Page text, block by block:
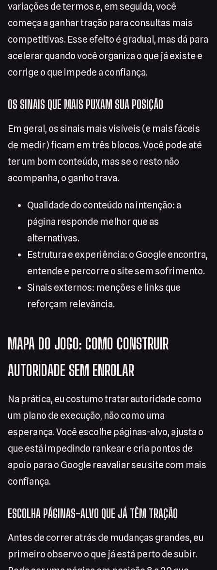
variações de termos e, em seguida, você
começa a ganhar tração para consultas mais
competitivas. Esse efeito é gradual, mas dá para
acelerar quando você organiza o que já existe e
corrige o que impede a confiança.
OS SINAIS QUE MAIS PUXAM SUA POSIÇÃO
Em geral, os sinais mais visíveis (e mais fáceis
de medir) ficam em três blocos. Você pode até
ter um bom conteúdo, mas se o resto não
acompanha, o ganho trava.
Qualidade do conteúdo na intenção: a
página responde melhor que as
alternativas.
Estrutura e experiência: o Google encontra,
entende e percorre o site sem sofrimento.
Sinais externos: menções e links que
reforçam relevância.
MAPA DO JOGO: COMO CONSTRUIR
AUTORIDADE SEM ENROLAR
Na prática, eu costumo tratar autoridade como
um plano de execução, não como uma
esperança. Você escolhe páginas-alvo, ajusta o
que está impedindo rankear e cria pontos de
apoio para o Google reavaliar seu site com mais
confiança.
ESCOLHA PÁGINAS-ALVO QUE JÁ TÊM TRAÇÃO
Antes de correr atrás de mudanças grandes, eu
primeiro observo o que já está perto de subir.